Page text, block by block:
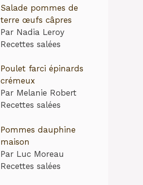
Salade pommes de
terre œufs câpres
Par Nadia Leroy
Recettes salées
Poulet farci épinards
crémeux
Par Melanie Robert
Recettes salées
Pommes dauphine
maison
Par Luc Moreau
Recettes salées